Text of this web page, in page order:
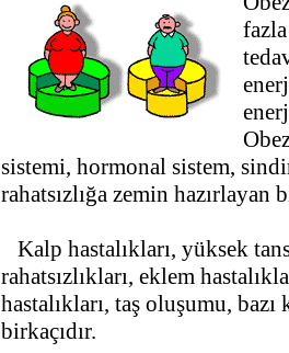
sistemi, hormonal sistem,
rahatsızlığa zemin hazırlayan
Kalp hastalıkları, yüksek
rahatsızlıkları, eklem
hastalıkları, taş oluşumu,
birkaçıdır.